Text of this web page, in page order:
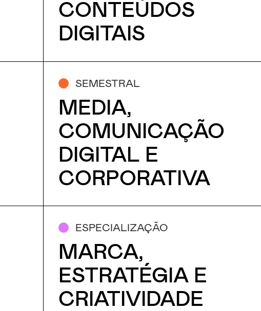
CONTEÚDOS
DIGITAIS
SEMESTRAL
MEDIA,
COMUNICAÇÃO
DIGITAL E
CORPORATIVA
ESPECIALIZAÇÃO
MARCA,
ESTRATÉGIA E
CRIATIVIDADE